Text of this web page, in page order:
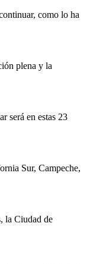
como lo ha
plena y la
será en estas 23
Sur, Campeche,
la Ciudad de